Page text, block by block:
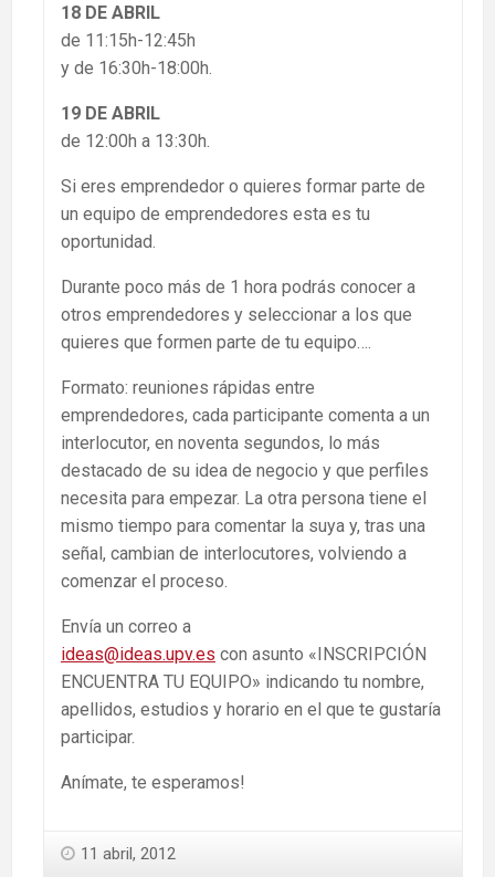
18 DE ABRIL
de 11:15h-12:45h
y de 16:30h-18:00h.
19 DE ABRIL
de 12:00h a 13:30h.
Si eres emprendedor o quieres formar parte de
un equipo de emprendedores esta es tu
oportunidad.
Durante poco más de 1 hora podrás conocer a
otros emprendedores y seleccionar a los que
quieres que formen parte de tu equipo….
Formato: reuniones rápidas entre
emprendedores, cada participante comenta a un
interlocutor, en noventa segundos, lo más
destacado de su idea de negocio y que perfiles
necesita para empezar. La otra persona tiene el
mismo tiempo para comentar la suya y, tras una
señal, cambian de interlocutores, volviendo a
comenzar el proceso.
Envía un correo a
ideas@ideas.upv.es con asunto «INSCRIPCIÓN
ENCUENTRA TU EQUIPO» indicando tu nombre,
apellidos, estudios y horario en el que te gustaría
participar.
Anímate, te esperamos!
11 abril, 2012